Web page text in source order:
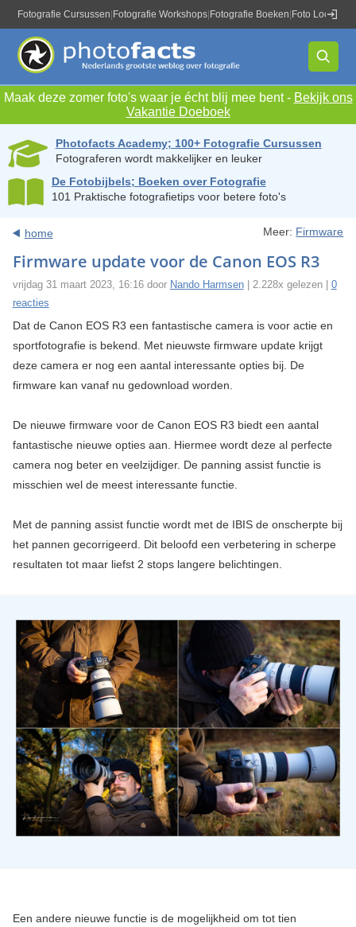
Fotografie Cursussen Fotografie Workshops Fotografie Boeken Foto Locaties
Maak deze zomer foto's waar je écht blij mee bent - Bekijk ons
Vakantie Doeboek
Photofacts Academy; 100+ Fotografie Cursussen
Fotograferen wordt makkelijker en leuker
De Fotobijbels; Boeken over Fotografie
101 Praktische fotografietips voor betere foto's
home Meer: Firmware
Firmware update voor de Canon EOS R3
vrijdag 31 maart 2023, 16:16 door Nando Harmsen| 2.228x gelezen | 0
reacties
Dat de Canon EOS R3 een fantastische camera is voor actie en
sportfotografie is bekend. Met nieuwste firmware update krijgt
deze camera er nog een aantal interessante opties bij. De
firmware kan vanaf nu gedownload worden.
De nieuwe firmware voor de Canon EOS R3 biedt een aantal
fantastische nieuwe opties aan. Hiermee wordt deze al perfecte
camera nog beter en veelzijdiger. De panning assist functie is
misschien wel de meest interessante functie.
Met de panning assist functie wordt met de IBIS de onscherpte bij
het pannen gecorrigeerd. Dit beloofd een verbetering in scherpe
resultaten tot maar liefst 2 stops langere belichtingen.
Een andere nieuwe functie is de mogelijkheid om tot tien